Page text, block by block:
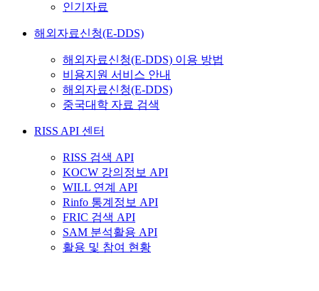
인기자료
해외자료신청(E-DDS)
해외자료신청(E-DDS) 이용 방법
비용지원 서비스 안내
해외자료신청(E-DDS)
중국대학 자료 검색
RISS API 센터
RISS 검색 API
KOCW 강의정보 API
WILL 연계 API
Rinfo 통계정보 API
FRIC 검색 API
SAM 분석활용 API
활용 및 참여 현황